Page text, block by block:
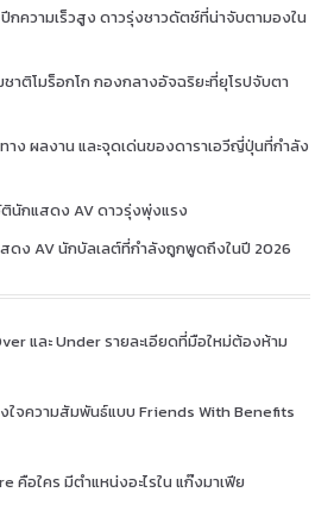
กความเร็วสูง ดาวรุ่งชาวดัตช์ที่น่าจับตามองใน
าติโมร็อกโก กองกลางอัจฉริยะที่ยุโรปจับตา
ทาง ผลงาน และจุดเด่นของดาราเอวีญี่ปุ่นที่กำลัง
วัตินักแสดง AV ดาวรุ่งพุ่งแรง
สดง AV นักบัลเลต์ที่กำลังถูกพูดถึงในปี 2026
และ Under รายละเอียดที่มือใหม่ต้องห้าม
งใจความสัมพันธ์แบบ Friends With Benefits
คือใคร มีตำแหน่งอะไรใน แก๊งมาเฟีย